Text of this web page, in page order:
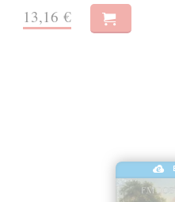
13,16 €